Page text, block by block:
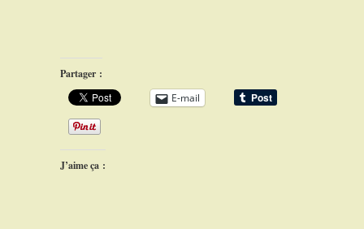
Partager :
E-mail
J’aime ça :